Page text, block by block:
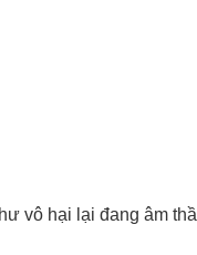
vô hại lại đang âm